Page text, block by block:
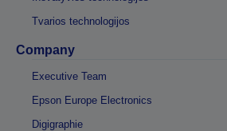
Tvarios technologijos
Company
Executive Team
Epson Europe Electronics
Digigraphie